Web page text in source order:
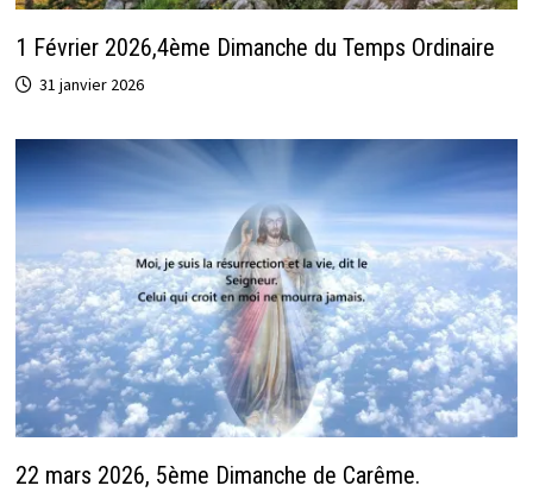
1 Février 2026,4ème Dimanche du Temps Ordinaire
31 janvier 2026
22 mars 2026, 5ème Dimanche de Carême.